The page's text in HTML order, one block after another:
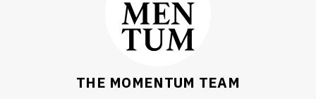
THE MOMENTUM TEAM